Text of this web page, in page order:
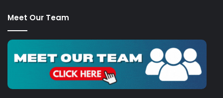
Meet Our Team